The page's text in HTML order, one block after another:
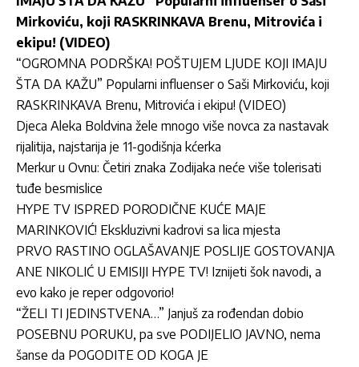
Mirkoviću, koji RASKRINKAVA Brenu, Mitrovića i
ekipu! (VIDEO)
“OGROMNA PODRŠKA! POŠTUJEM LJUDE KOJI IMAJU
ŠTA DA KAŽU” Popularni influenser o Saši Mirkoviću, koji
RASKRINKAVA Brenu, Mitrovića i ekipu! (VIDEO)
Djeca Aleka Boldvina žele mnogo više novca za nastavak
rijalitija, najstarija je 11-godišnja kćerka
Merkur u Ovnu: Četiri znaka Zodijaka neće više tolerisati
tuđe besmislice
HYPE TV ISPRED PORODIČNE KUĆE MAJE
MARINKOVIĆ! Ekskluzivni kadrovi sa lica mjesta
PRVO RASTINO OGLAŠAVANJE POSLIJE GOSTOVANJA
ANE NIKOLIĆ U EMISIJI HYPE TV! Iznijeti šok navodi, a
evo kako je reper odgovorio!
“ŽELI TI JEDINSTVENA…” Janjuš za rođendan dobio
POSEBNU PORUKU, pa sve PODIJELIO JAVNO, nema
šanse da POGODITE OD KOGA JE